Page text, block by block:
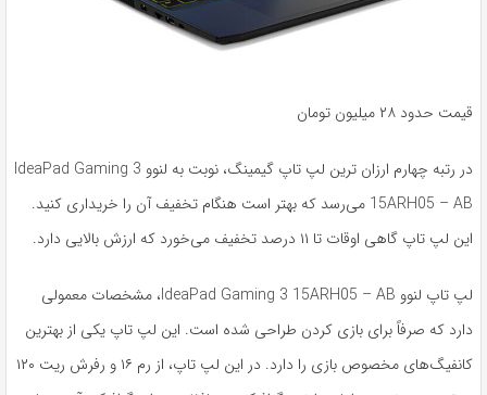
قیمت حدود ۲۸ میلیون تومان
در رتبه چهارم ارزان ترین لپ تاپ گیمینگ، نوبت به لنوو IdeaPad Gaming 3
15ARH05 – AB می‌رسد که بهتر است هنگام تخفیف آن را خریداری کنید.
این لپ تاپ گاهی اوقات تا ۱۱ درصد تخفیف می‌خورد که ارزش بالایی دارد.
لپ تاپ لنوو IdeaPad Gaming 3 15ARH05 – AB، مشخصات معمولی
دارد که صرفاً برای بازی کردن طراحی شده است. این لپ تاپ یکی از بهترین
کانفیگ‌های مخصوص بازی را دارد. در این لپ تاپ، از رم ۱۶ و رفرش ریت ۱۲۰